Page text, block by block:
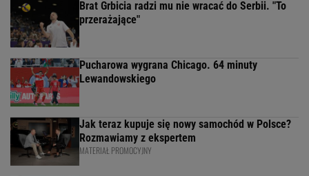
Brat Grbicia radzi mu nie wracać do Serbii. "To
przerażające"
Pucharowa wygrana Chicago. 64 minuty
Lewandowskiego
Jak teraz kupuje się nowy samochód w Polsce?
Rozmawiamy z ekspertem
MATERIAŁ PROMOCYJNY